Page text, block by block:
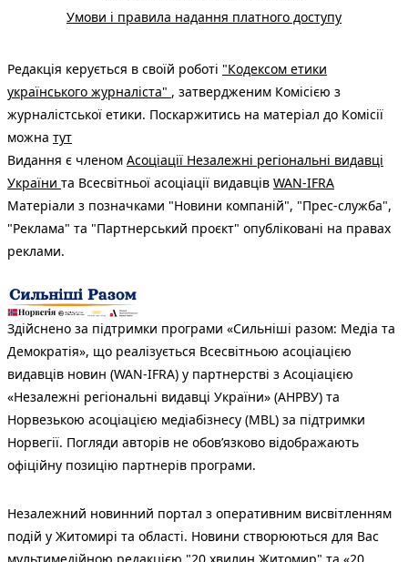
Умови і правила надання платного доступу
Редакція керується в своїй роботі "Кодексом етики
українського журналіста" , затвердженим Комісією з
журналістської етики. Поскаржитись на матеріал до Комісії
можна тут
Видання є членом Асоціації Незалежні регіональні видавці
України та Всесвітньої асоціації видавців WAN-IFRA
Матеріали з позначками "Новини компаній", "Прес-служба",
"Реклама" та "Партнерський проєкт" опубліковані на правах
реклами.
Здійснено за підтримки програми «Сильніші разом: Медіа та
Демократія», що реалізується Всесвітньою асоціацією
видавців новин (WAN-IFRA) у партнерстві з Асоціацією
«Незалежні регіональні видавці України» (АНРВУ) та
Норвезькою асоціацією медіабізнесу (MBL) за підтримки
Норвегії. Погляди авторів не обов’язково відображають
офіційну позицію партнерів програми.
Незалежний новинний портал з оперативним висвітленням
подій у Житомирі та області. Новини створюються для Вас